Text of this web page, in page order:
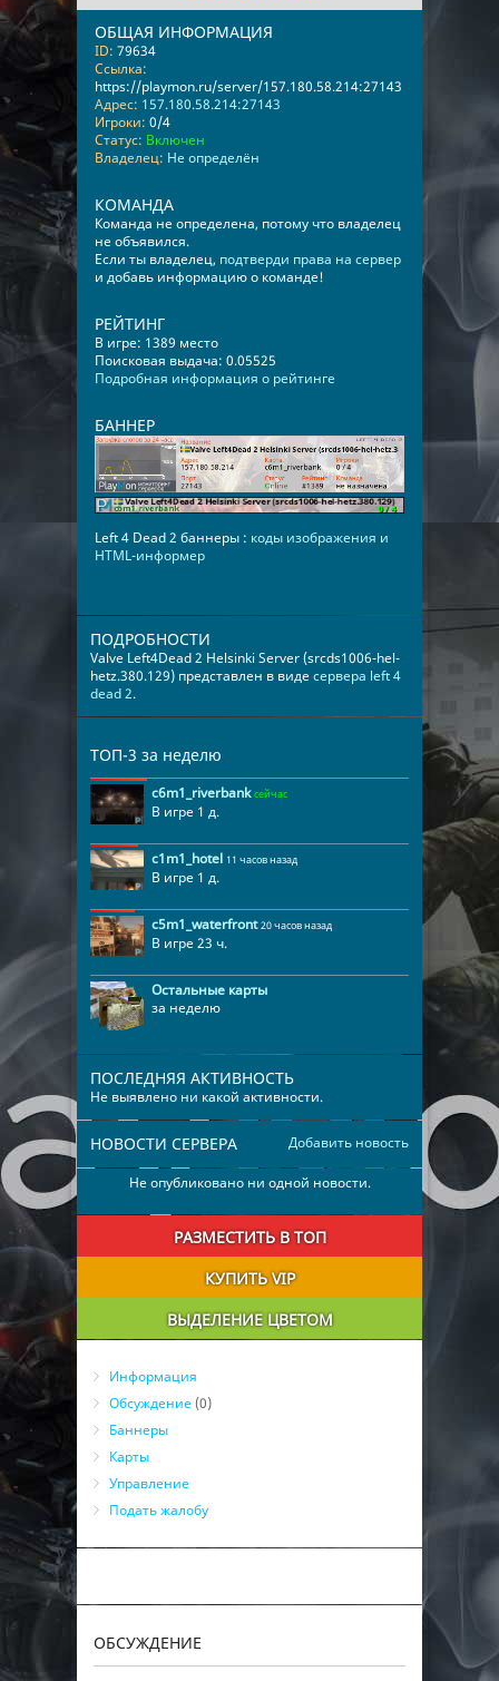
ОБЩАЯ ИНФОРМАЦИЯ
ID: 79634
Ссылка:
https://playmon.ru/server/157.180.58.214:27143
Адрес: 157.180.58.214:27143
Игроки: 0/4
Статус: Включен
Владелец: Не определён
КОМАНДА
Команда не определена, потому что владелец
не объявился.
Если ты владелец, подтверди права на сервер
и добавь информацию о команде!
РЕЙТИНГ
В игре: 1389 место
Поисковая выдача: 0.05525
Подробная информация о рейтинге
БАННЕР
Left 4 Dead 2 баннеры : коды изображения и
HTML-информер
ПОДРОБНОСТИ
Valve Left4Dead 2 Helsinki Server (srcds1006-hel-
hetz.380.129) представлен в видесервера left 4
dead 2.
ТОП-3 за неделю
c6m1_riverbank сейчас
В игре 1 д.
c1m1_hotel 11 часов назад
В игре 1 д.
c5m1_waterfront 20 часов назад
В игре 23 ч.
Остальные карты
за неделю
ПОСЛЕДНЯЯ АКТИВНОСТЬ
Не выявлено ни какой активности.
Добавить новость
НОВОСТИ СЕРВЕРА
Не опубликовано ни одной новости.
РАЗМЕСТИТЬ В ТОП
КУПИТЬ VIP
ВЫДЕЛЕНИЕ ЦВЕТОМ
Информация
Обсуждение (0)
Баннеры
Карты
Управление
Подать жалобу
ОБСУЖДЕНИЕ